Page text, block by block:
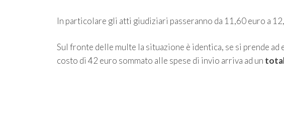
In particolare gli atti giudiziari passeranno da 11,60 euro a
Sul fronte delle multe la situazione è identica, se si prende ad
costo di 42 euro sommato alle spese di invio arriva ad un